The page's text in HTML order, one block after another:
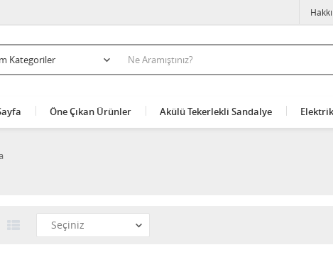
Öne Çıkan Ürünler Akülü Tekerlekli Sandalye